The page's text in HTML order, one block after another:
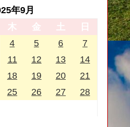
年9月
木 金 土
日
4 5 6
7
11 12 13
14
18 19 20
21
25 26 27
28